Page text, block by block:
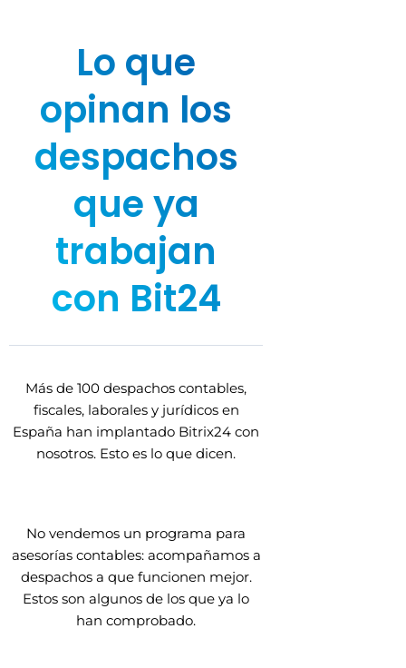
Lo que
opinan los
despachos
que ya
trabajan
con Bit24
Más de 100 despachos contables,
fiscales, laborales y jurídicos en
España han implantado Bitrix24 con
nosotros. Esto es lo que dicen.
No vendemos un programa para
asesorías contables: acompañamos a
despachos a que funcionen mejor.
Estos son algunos de los que ya lo
han comprobado.